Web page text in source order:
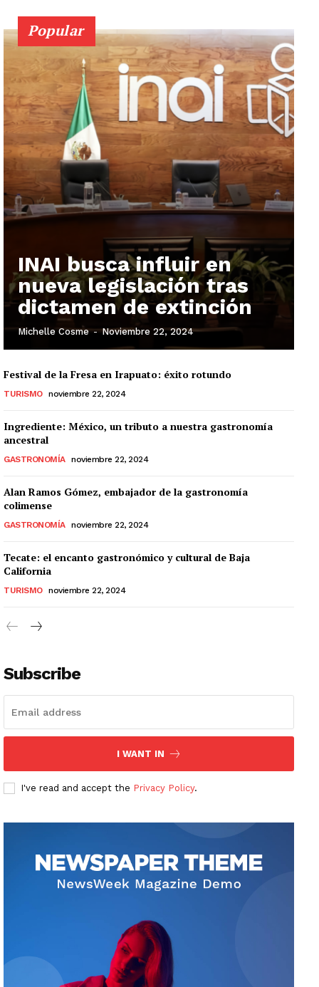
Popular
INAI busca influir en
nueva legislación tras
dictamen de extinción
Michelle Cosme - Noviembre 22, 2024
Festival de la Fresa en Irapuato: éxito rotundo
TURISMO noviembre 22, 2024
Ingrediente: México, un tributo a nuestra gastronomía
ancestral
GASTRONOMÍA noviembre 22, 2024
Alan Ramos Gómez, embajador de la gastronomía
colimense
GASTRONOMÍA noviembre 22, 2024
Tecate: el encanto gastronómico y cultural de Baja
California
TURISMO noviembre 22, 2024
Subscribe
I WANT IN
I've read and accept the Privacy Policy.